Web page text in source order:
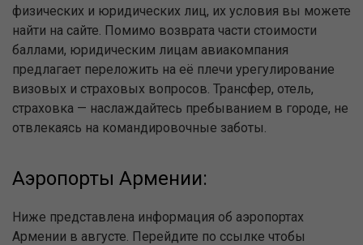
физических и юридических лиц, их условия вы можете
найти на сайте. Помимо возврата части стоимости
баллами, юридическим лицам авиакомпания
предлагает переложить на её плечи урегулирование
визовых и страховых вопросов. Трансфер, отель,
страховка — наслаждайтесь пребыванием в городе, не
отвлекаясь на командировочные заботы.
Аэропорты Армении:
Ниже представлена информация об аэропортах
Армении в августе. Перейдите по ссылке чтобы